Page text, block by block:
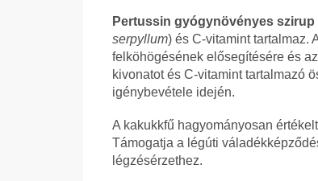
Pertussin gyógynövényes szirup
serpyllum) és C-vitamint tartalmaz.
felköhögésének elősegítésére és
kivonatot és C-vitamint tartalmazó
igénybevétele idején.
A kakukkfű hagyományosan
Támogatja a légúti
légzésérzethez.